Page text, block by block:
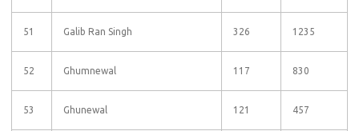
51 Galib Ran Singh 326 1235
52 Ghumnewal 117 830
53 Ghunewal 121 457